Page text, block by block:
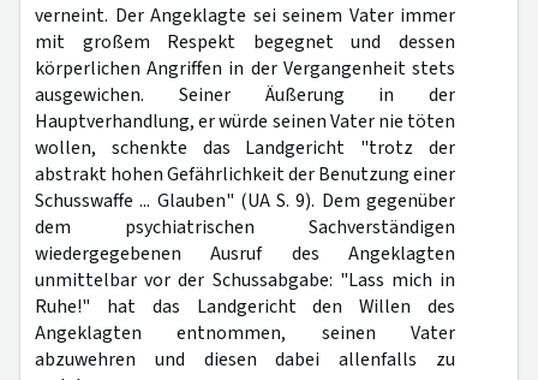
verneint. Der Angeklagte sei seinem Vater immer
mit großem Respekt begegnet und dessen
körperlichen Angriffen in der Vergangenheit stets
ausgewichen. Seiner Äußerung in der
Hauptverhandlung, er würde seinen Vater nie töten
wollen, schenkte das Landgericht "trotz der
abstrakt hohen Gefährlichkeit der Benutzung einer
Schusswaffe ... Glauben" (UA S. 9). Dem gegenüber
dem psychiatrischen Sachverständigen
wiedergegebenen Ausruf des Angeklagten
unmittelbar vor der Schussabgabe: "Lass mich in
Ruhe!" hat das Landgericht den Willen des
Angeklagten entnommen, seinen Vater
abzuwehren und diesen dabei allenfalls zu